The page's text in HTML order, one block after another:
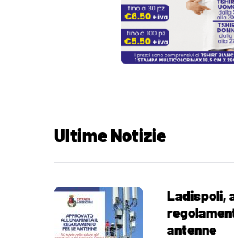
Ultime Notizie
Ladispoli,
antenne